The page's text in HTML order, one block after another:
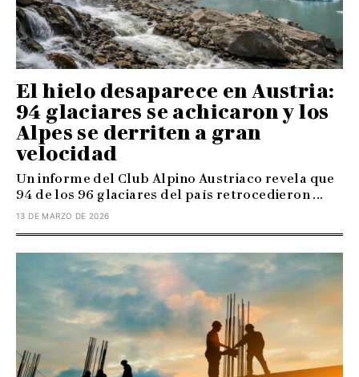
El hielo desaparece en Austria:
94 glaciares se achicaron y los
Alpes se derriten a gran
velocidad
Un informe del Club Alpino Austriaco revela que
94 de los 96 glaciares del país retrocedieron ...
13 DE MARZO DE 2026